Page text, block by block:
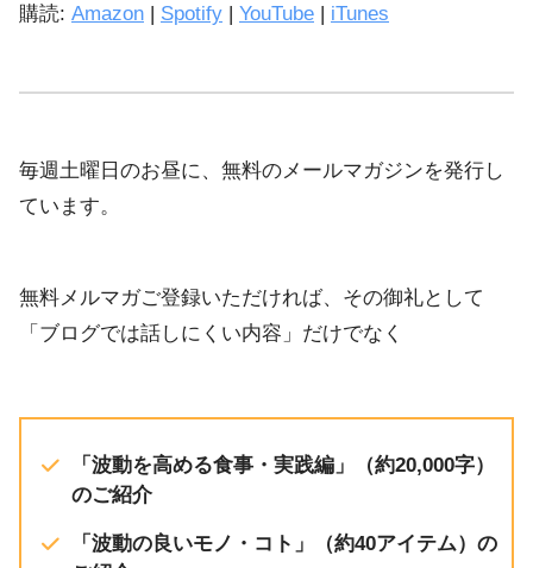
購読: Amazon | Spotify | YouTube | iTunes
毎週土曜日のお昼に、無料のメールマガジンを発行し
ています。
無料メルマガご登録いただければ、その御礼として
「ブログでは話しにくい内容」だけでなく
「波動を高める食事・実践編」（約20,000字）
のご紹介
「波動の良いモノ・コト」（約40アイテム）の